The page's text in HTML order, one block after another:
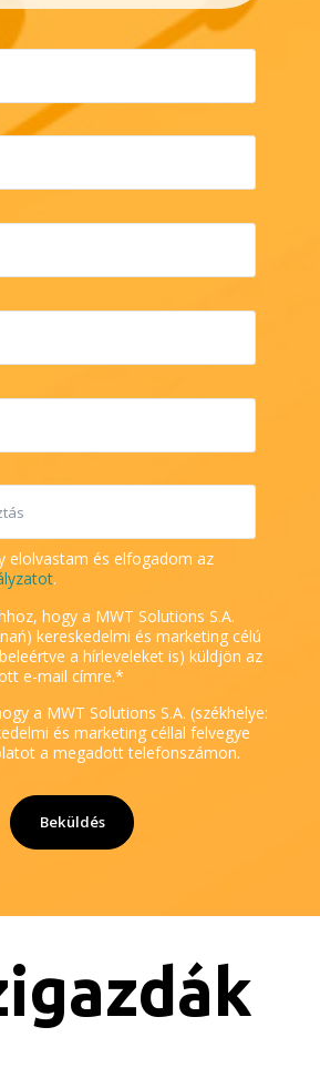
elolvastam és elfogadom az
.
hogy a MWT Solutions S.A.
kereskedelmi és marketing célú
a hírleveleket is) küldjön az
e-mail címre.*
a MWT Solutions S.A. (székhelye:
és marketing céllal felvegye
a megadott telefonszámon.